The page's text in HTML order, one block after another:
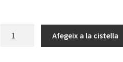
Afegeix a la cistella